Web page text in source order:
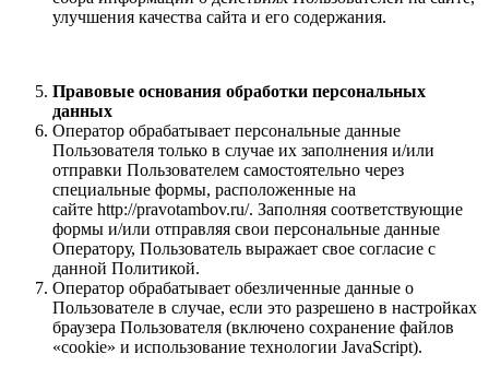
улучшения качества сайта и его содержания.
Правовые основания обработки персональных
данных
Оператор обрабатывает персональные данные
Пользователя только в случае их заполнения и/или
отправки Пользователем самостоятельно через
специальные формы, расположенные на
сайте http://pravotambov.ru/. Заполняя соответствующие
формы и/или отправляя свои персональные данные
Оператору, Пользователь выражает свое согласие с
данной Политикой.
Оператор обрабатывает обезличенные данные о
Пользователе в случае, если это разрешено в настройках
браузера Пользователя (включено сохранение файлов
«cookie» и использование технологии JavaScript).